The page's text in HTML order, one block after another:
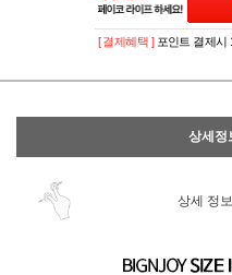
[ 결제혜택 ] 포인트 결제시
상세정
상세 정